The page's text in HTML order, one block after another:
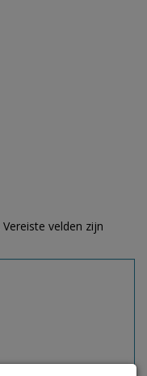
Vereiste velden zijn